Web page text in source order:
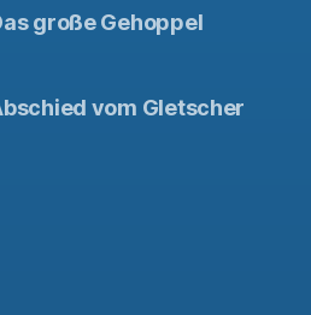
große Gehoppel
vom Gletscher